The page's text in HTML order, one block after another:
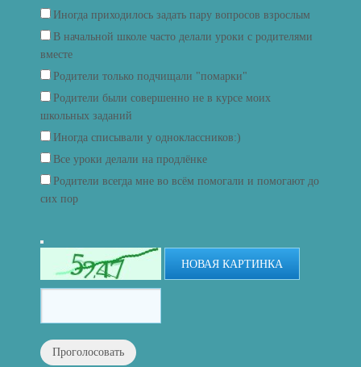
Иногда приходилось задать пару вопросов взрослым
В начальной школе часто делали уроки с родителями
вместе
Родители только подчищали "помарки"
Родители были совершенно не в курсе моих
школьных заданий
Иногда списывали у одноклассников:)
Все уроки делали на продлёнке
Родители всегда мне во всём помогали и помогают до
сих пор
НОВАЯ КАРТИНКА